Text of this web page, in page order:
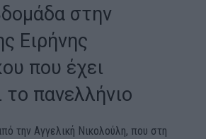
στην
Ειρήνης
που έχει
το πανελλήνιο
την Αγγελική Νικολούλη, που στη